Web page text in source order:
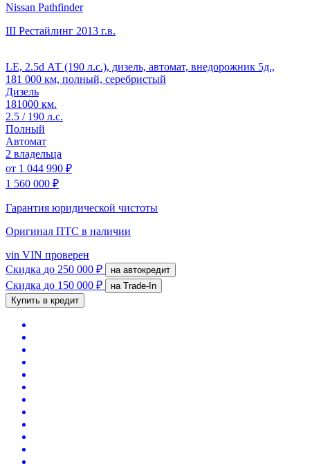
Nissan Pathfinder
III Рестайлинг 2013 г.в.
LE, 2.5d АТ (190 л.с.), дизель, автомат, внедорожник 5д.,
181 000 км, полный, серебристый
Дизель
181000 км.
2.5 / 190 л.с.
Полный
Автомат
2 владельца
от 1 044 990 ₽
1 560 000 ₽
Гарантия юридической чистоты
Оригинал ПТС в наличии
vin VIN проверен
Скидка до 250 000 ₽ на автокредит
Скидка до 150 000 ₽
на Trade-In
Купить в кредит